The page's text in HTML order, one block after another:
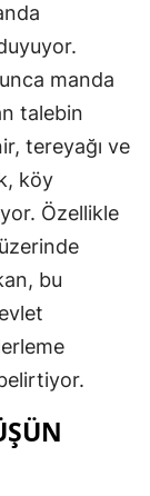
manda
talebin
tereyağı ve
köy
Özellikle
bu